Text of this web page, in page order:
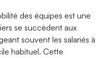
des équipes est une
se succèdent aux
souvent les salariés à
habituel. Cette